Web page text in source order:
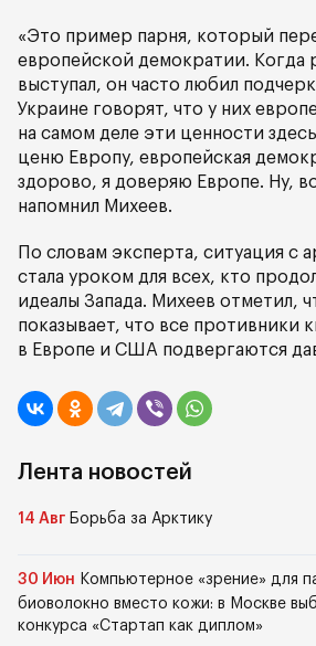
«Это пример парня, который
европейской демократии. Когда
выступал, он часто любил
Украине говорят, что у них
на самом деле эти ценности
ценю Европу, европейская
здорово, я доверяю Европе. Ну,
напомнил Михеев.
По словам эксперта, ситуация с
стала уроком для всех, кто
идеалы Запада. Михеев отметил,
показывает, что все противники
в Европе и США подвергаются
Лента новостей
14 Авг Борьба за Арктику
30 Июн Компьютерное «зрение» для
биоволокно вместо кожи: в Москве
конкурса «Стартап как диплом»